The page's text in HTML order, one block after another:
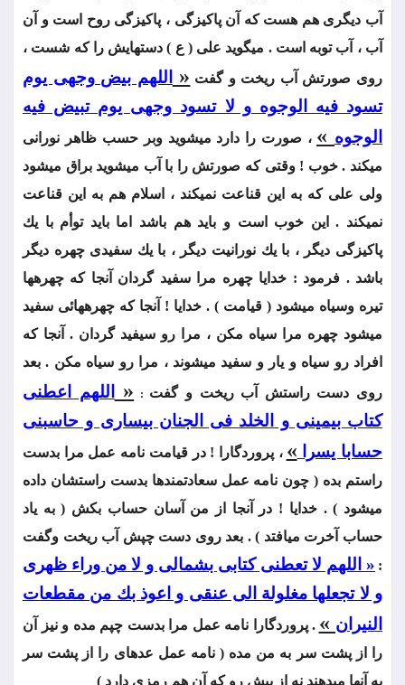
آب ديگری هم هست كه آن‏ پاكيزگی ، پاكيزگی روح است و آن
آب ، آب توبه است . می‏گويد علی ( ع ) دستهايش را كه شست ،
روی صورتش آب ريخت و گفت « اللهم بيض وجهی‏ يوم
تسود فيه الوجوه و لا تسود وجهی يوم تبيض فيه
الوجوه » ، صورت را دارد می‏شويد وبر حسب ظاهر نورانی
می‏كند . خوب ! وقتی كه صورتش را با آب می‏شويد براق می‏شود
ولی علی كه به اين قناعت نمی‏كند ، اسلام هم به اين‏ قناعت
نمی‏كند . اين خوب است و بايد هم باشد اما بايد توأم با يك
پاكيزگی ديگر ، با يك نورانيت ديگر ، با يك‏ سفيدی چهره ديگر
باشد . فرمود : خدايا چهره مرا سفيد گردان آنجا كه‏ چهره‏ها
تيره وسياه می‏شود ( قيامت ) . خدايا ! آنجا كه چهره‏هائی سفيد
می‏شود چهره مرا سياه مكن ، مرا رو سيفيد گردان . آنجا كه
افراد رو سياه و يار و سفيد می‏شوند ، مرا رو سياه مكن . بعد
روی دست راستش آب ريخت و گفت :
« اللهم اعطنی
كتاب بيمينی و الخلد فی الجنان بيساری و حاسبنی‏
حسابا يسرا » ، پروردگارا ! در قيامت نامه عمل مرا بدست
راستم بده ( چون نامه عمل سعادتمندها بدست راستشان داده
می‏شود ) . خدايا ! در آنجا از من آسان حساب بكش ( به ياد
حساب آخرت می‏افتد ) . بعد روی دست‏ چپش آب ريخت وگفت
: « اللهم لا تعطنی كتابی بشمالی و لا من وراء ظهری
و لا تجعلها مغلولة الی عنقی و اعوذ بك من مقطعات
النيران » . پروردگارا نامه عمل مرا بدست چپم مده و نيز آن
را از پشت سر به من مده ( نامه عمل‏ عده‏ای را از پشت سر
به آنها می‏دهند نه از پيش رو كه آن هم رمزی دارد )